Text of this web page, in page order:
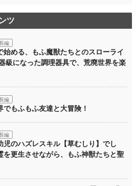
ツ
編
始める、もふ魔獣たちとのスローライ
級になった調理器具で、荒廃世界を楽
編
もふもふ友達と大冒険！
編
児のハズレスキル【草むしり】でし
を更生させながら、もふ神獣たちと聖